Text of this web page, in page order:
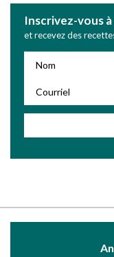
Inscrivez-vous
et recevez des